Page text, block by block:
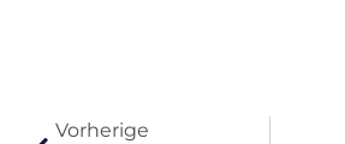
Vorherige